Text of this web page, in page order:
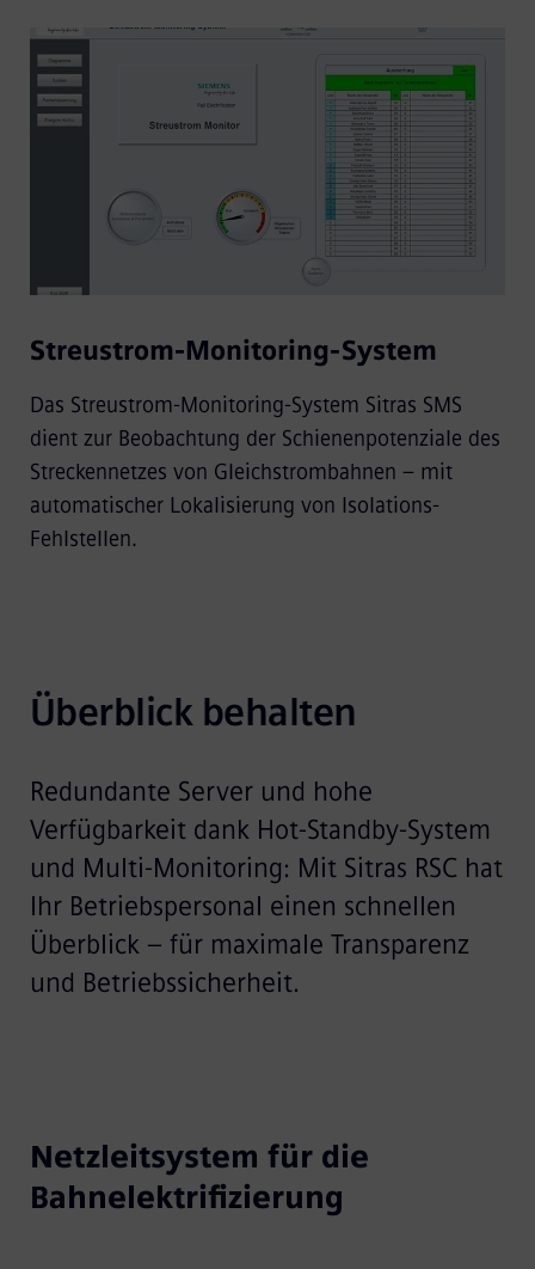
Streustrom-Monitoring-System
Das Streustrom-Monitoring-System Sitras SMS
dient zur Beobachtung der Schienenpotenziale des
Streckennetzes von Gleichstrombahnen – mit
automatischer Lokalisierung von Isolations-
Fehlstellen.
Überblick behalten
Redundante Server und hohe
Verfügbarkeit dank Hot-Standby-System
und Multi-Monitoring: Mit Sitras RSC hat
Ihr Betriebspersonal einen schnellen
Überblick – für maximale Transparenz
und Betriebssicherheit.
Netzleitsystem für die
Bahnelektrifizierung